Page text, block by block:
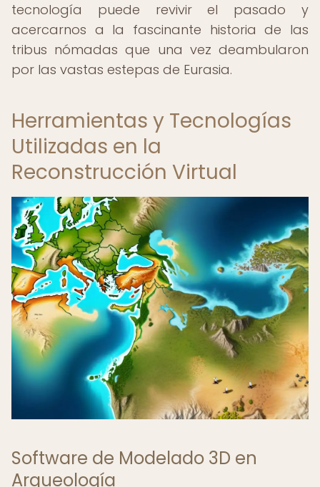
tecnología puede revivir el pasado y
acercarnos a la fascinante historia de las
tribus nómadas que una vez deambularon
por las vastas estepas de Eurasia.
Herramientas y Tecnologías
Utilizadas en la
Reconstrucción Virtual
Software de Modelado 3D en
Arqueología